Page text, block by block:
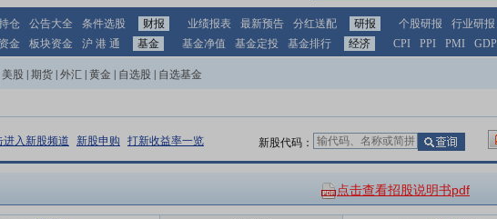
仓 公告大全 条件选股 财报 业绩报表 最新预告 分红送配 研报 个股研报 行业研报
金 板块资金 沪 港 通 基金 基金净值 基金定投 基金排行 经济 CPI PPI PMI GDP
美股 期货 外汇 黄金 自选股 自选基金
新股代码：
进入新股频道 新股申购 打新收益率一览
点击查看招股说明书pdf